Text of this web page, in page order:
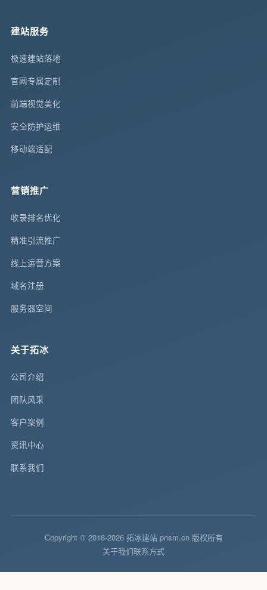
建站服务
极速建站落地
官网专属定制
前端视觉美化
安全防护运维
移动端适配
营销推广
收录排名优化
精准引流推广
线上运营方案
域名注册
服务器空间
关于拓冰
公司介绍
团队风采
客户案例
资讯中心
联系我们
Copyright © 2018-2026 拓冰建站 pnsm.cn 版权所有
关于我们联系方式